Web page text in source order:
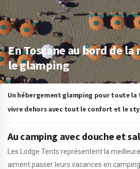
En Toscane au bord de
le glamping
Un hébergement glamping pour toute la
vivre dehors avec tout le confort et le
Au camping avec douche et
Les Lodge Tents représentent la
aiment passer leurs vacances en